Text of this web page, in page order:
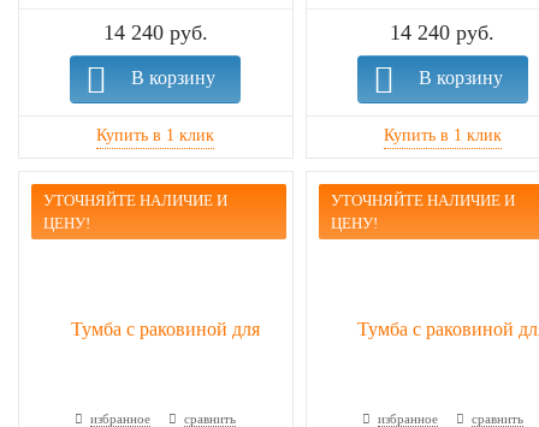
14 240 руб.
В корзину
14 240 руб.
В корзину
УТОЧНЯЙТЕ НАЛИЧИЕ И
ЦЕНУ!
избранное сравнить
УТОЧНЯЙТЕ НАЛИЧИЕ И
ЦЕНУ!
избранное сравнить